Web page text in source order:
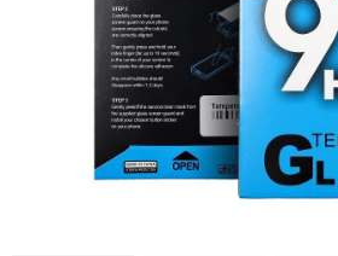
SLÚCHADLÁ, REPRODUKTORY A
AUTO MOTO
EXKLUZÍVNE ZNAČKY